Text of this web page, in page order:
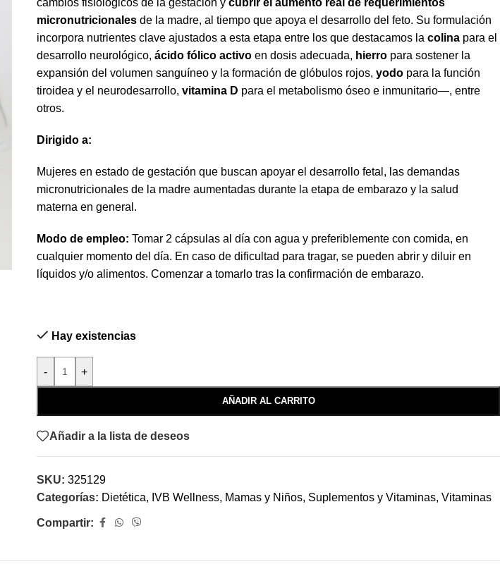
cambios fisiológicos de la gestación y cubrir el aumento real de requerimientos
micronutricionales de la madre, al tiempo que apoya el desarrollo del feto. Su formulación
incorpora nutrientes clave ajustados a esta etapa entre los que destacamos la colina para el
desarrollo neurológico, ácido fólico activo en dosis adecuada, hierro para sostener la
expansión del volumen sanguíneo y la formación de glóbulos rojos, yodo para la función
tiroidea y el neurodesarrollo, vitamina D para el metabolismo óseo e inmunitario—, entre
otros.
Dirigido a:
Mujeres en estado de gestación que buscan apoyar el desarrollo fetal, las demandas
micronutricionales de la madre aumentadas durante la etapa de embarazo y la salud
materna en general.
Modo de empleo: Tomar 2 cápsulas al día con agua y preferiblemente con comida, en
cualquier momento del día. En caso de dificultad para tragar, se pueden abrir y diluir en
líquidos y/o alimentos. Comenzar a tomarlo tras la confirmación de embarazo.
Hay existencias
- +
AÑADIR AL CARRITO
Añadir a la lista de deseos
SKU: 325129
Categorías: Dietética, IVB Wellness, Mamas y Niños, Suplementos y Vitaminas, Vitaminas
Compartir: